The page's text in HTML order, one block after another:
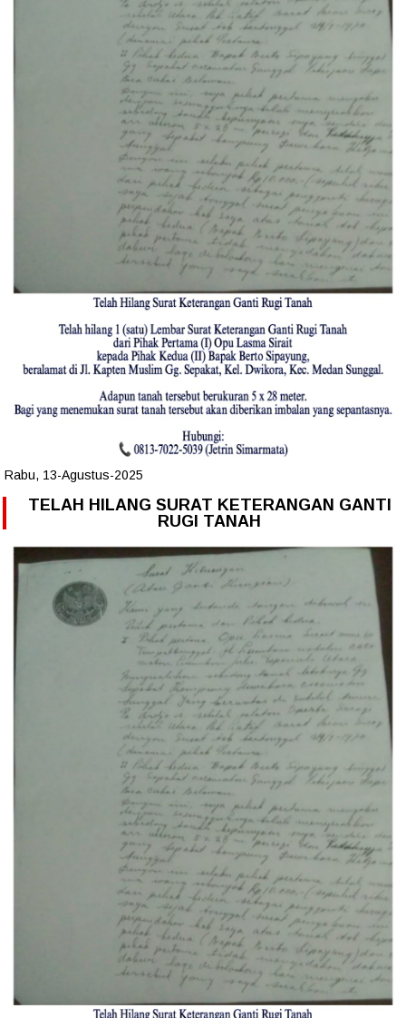
Rabu, 13-Agustus-2025
TELAH HILANG SURAT KETERANGAN GANTI
RUGI TANAH